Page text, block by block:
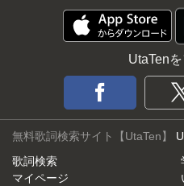
UtaTen
無料歌詞検索サイト【UtaTen】
歌詞検索
マイページ